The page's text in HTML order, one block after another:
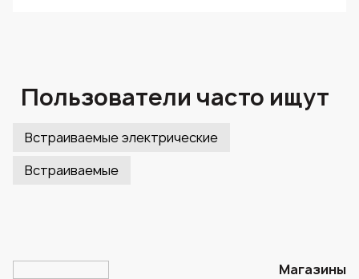
Пользователи часто ищут
Встраиваемые электрические
Встраиваемые
Магазины